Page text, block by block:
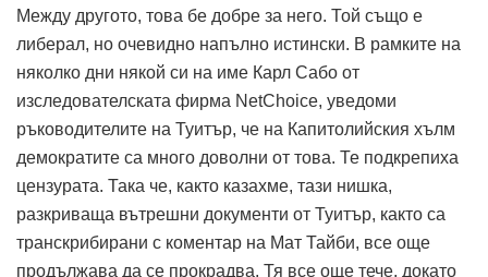
Между другото, това бе добре за него. Той също е
либерал, но очевидно напълно истински. В рамките на
няколко дни някой си на име Карл Сабо от
изследователската фирма NetChoice, уведоми
ръководителите на Туитър, че на Капитолийския хълм
демократите са много доволни от това. Те подкрепиха
цензурата. Така че, както казахме, тази нишка,
разкриваща вътрешни документи от Туитър, както са
транскрибирани с коментар на Мат Тайби, все още
продължава да се прокрадва. Тя все още тече, докато